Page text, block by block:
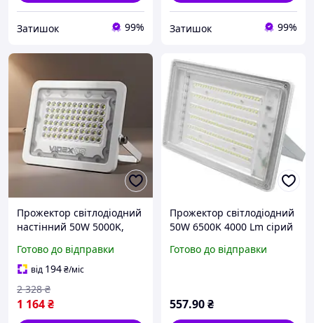
Затишок 99% Затишок 99%
Прожектор світлодіодний
настінний 50W 5000K,
вуличний, RYH
Готово до відправки
від 194₴/міс
1 164₴
2 328 ₴
Прожектор світлодіодний
50W 6500K 4000 Lm сірий
Готово до відправки
557.90₴